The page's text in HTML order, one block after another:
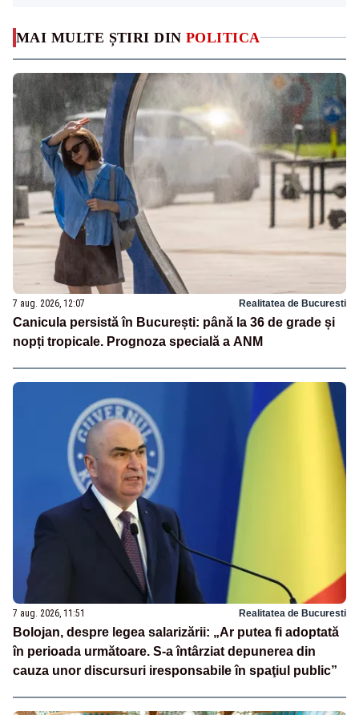
MAI MULTE ȘTIRI DIN POLITICA
7 aug. 2026, 12:07 Realitatea de Bucuresti
Canicula persistă în București: până la 36 de grade și
nopți tropicale. Prognoza specială a ANM
7 aug. 2026, 11:51 Realitatea de Bucuresti
Bolojan, despre legea salarizării: „Ar putea fi adoptată
în perioada următoare. S-a întârziat depunerea din
cauza unor discursuri iresponsabile în spaţiul public”